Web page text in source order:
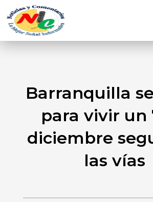
Barranquilla
para vivir un
diciembre
las vías